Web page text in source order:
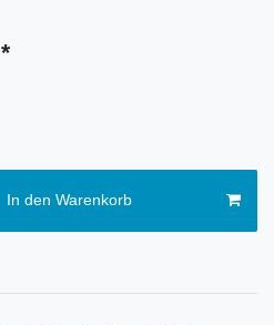
*
In den Warenkorb